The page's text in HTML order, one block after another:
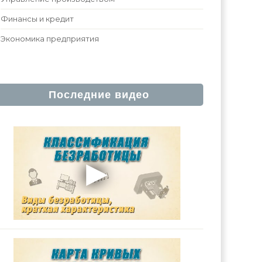
Финансы и кредит
Экономика предприятия
Последние видео